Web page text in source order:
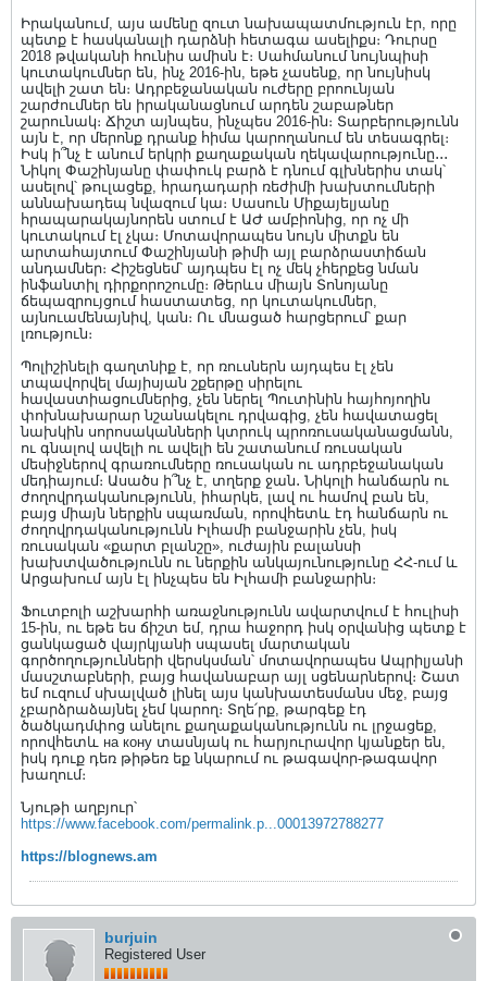
Իրականում, այս ամենը զուտ նախապատմություն էր, որը
պետք է հասկանալի դարձնի հետագա ասելիքս։ Դուրսը
2018 թվականի հունիս ամիսն է։ Սահմանում նույնպիսի
կուտակումներ են, ինչ 2016-ին, եթե չասենք, որ նույնիսկ
ավելի շատ են։ Ադրբեջանական ուժերը բրոունյան
շարժումներ են իրականացնում արդեն շաբաթներ
շարունակ։ Ճիշտ այնպես, ինչպես 2016-ին։ Տարբերությունն
այն է, որ մերոնք դրանք հիմա կարողանում են տեսագրել։
Իսկ ի՞նչ է անում երկրի քաղաքական ղեկավարությունը․․․
Նիկոլ Փաշինյանը փափուկ բարձ է դնում գլխներիս տակ՝
ասելով՝ թուլացեք, հրադադարի ռեժիմի խախտումների
աննախադեպ նվազում կա։ Սասուն Միքայելյանը
հրապարակայնորեն ստում է ԱԺ ամբիոնից, որ ոչ մի
կուտակում էլ չկա։ Մոտավորապես նույն միտքն են
արտահայտում Փաշինյանի թիմի այլ բարձրաստիճան
անդամներ։ Հիշեցնեմ՝ այդպես էլ ոչ մեկ չհերքեց նման
ինֆանտիլ դիրքորոշումը։ Թերևս միայն Տոնոյանը
ճեպազրույցում հաստատեց, որ կուտակումներ,
այնուամենայնիվ, կան։ Ու մնացած հարցերում՝ քար
լռություն։
Պոլիշինելի գաղտնիք է, որ ռուսներն այդպես էլ չեն
տպավորվել մայիսյան շքերթը սիրելու
հավաստիացումներից, չեն ներել Պուտինին հայհոյողին
փոխնախարար նշանակելու դրվագից, չեն հավատացել
նախկին սորոսականների կտրուկ պրոռուսականացմանն,
ու գնալով ավելի ու ավելի են շատանում ռուսական
մեսիջներով գրառումները ռուսական ու ադրբեջանական
մեդիայում։ Ասածս ի՞նչ է, տղերք ջան․ Նիկոլի հանճարն ու
ժողովրդականությունն, իհարկե, լավ ու համով բան են,
բայց միայն ներքին սպառման, որովհետև էդ հանճարն ու
ժողովրդականությունն Իլհամի բանջարին չեն, իսկ
ռուսական «քարտ բլանշը», ուժային բալանսի
խախտվածությունն ու ներքին անկայունությունը ՀՀ-ում և
Արցախում այն էլ ինչպես են Իլհամի բանջարին։
Ֆուտբոլի աշխարհի առաջնությունն ավարտվում է հուլիսի
15-ին, ու եթե ես ճիշտ եմ, դրա հաջորդ իսկ օրվանից պետք է
ցանկացած վայրկյանի սպասել մարտական
գործողությունների վերսկսման՝ մոտավորապես Ապրիլյանի
մասշտաբների, բայց հավանաբար այլ սցենարներով։ Շատ
եմ ուզում սխալված լինել այս կանխատեսմանս մեջ, բայց
չբարձրաձայնել չեմ կարող։ Տղե՛րք, թարգեք էդ
ծածկադմփոց անելու քաղաքականությունն ու լրջացեք,
որովհետև на кону տասնյակ ու հարյուրավոր կյանքեր են,
իսկ դուք դեռ թիթեռ եք նկարում ու թագավոր-թագավոր
խաղում։
Նյութի աղբյուր՝
https://www.facebook.com/permalink.p...00013972788277
https://blognews.am
burjuin
Registered User